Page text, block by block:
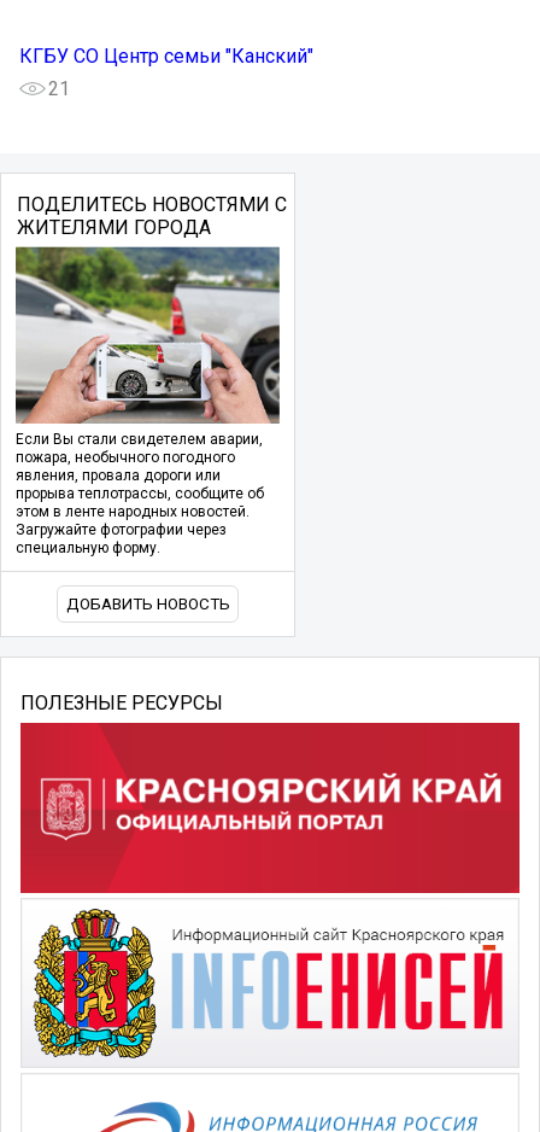
КГБУ СО Центр семьи "Канский"
21
ПОДЕЛИТЕСЬ НОВОСТЯМИ С
ЖИТЕЛЯМИ ГОРОДА
Если Вы стали свидетелем аварии,
пожара, необычного погодного
явления, провала дороги или
прорыва теплотрассы, сообщите об
этом в ленте народных новостей.
Загружайте фотографии через
специальную форму.
ДОБАВИТЬ НОВОСТЬ
ПОЛЕЗНЫЕ РЕСУРСЫ